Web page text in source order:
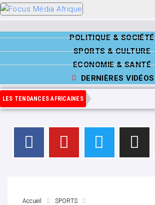
POLITIQUE & SOCIÉTÉ
SPORTS & CULTURE
ECONOMIE & SANTÉ
DERNIÈRES VIDÉOS
LES TENDANCES AFRICAINES
Accueil
SPORTS